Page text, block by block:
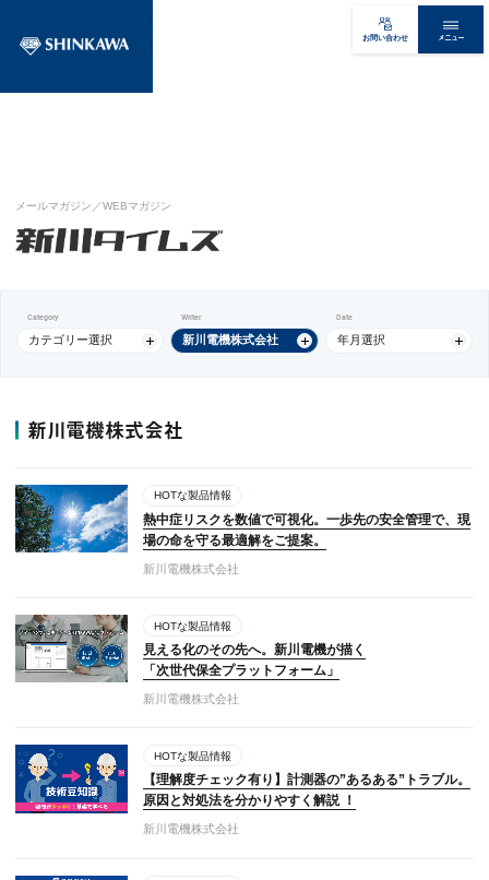
お問い合わせ メニュー
メールマガジン／WEBマガジン
Category
カテゴリー選択
Writer
新川電機株式会社
Date
年月選択
新川電機株式会社
HOTな製品情報
熱中症リスクを数値で可視化。一歩先の安全管理で、現
場の命を守る最適解をご提案。
新川電機株式会社
HOTな製品情報
見える化のその先へ。新川電機が描く
「次世代保全プラットフォーム」
新川電機株式会社
HOTな製品情報
【理解度チェック有り】計測器の”あるある”トラブル。
原因と対処法を分かりやすく解説 ！
新川電機株式会社